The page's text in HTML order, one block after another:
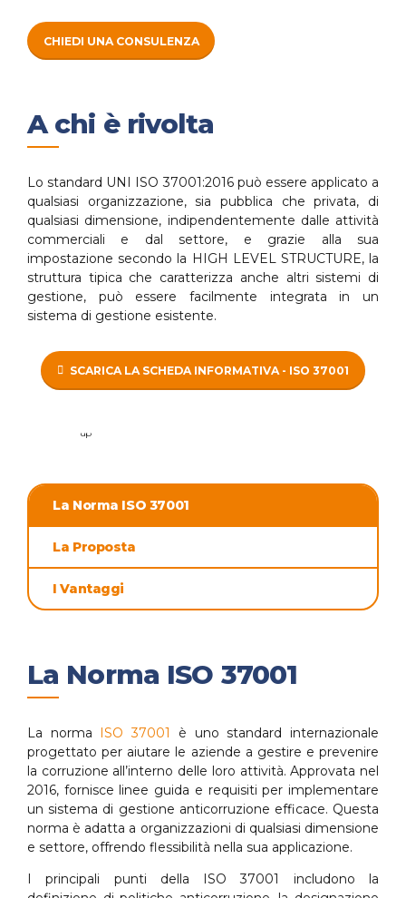
CHIEDI UNA CONSULENZA
A chi è rivolta
Lo standard UNI ISO 37001:2016 può essere applicato a
qualsiasi organizzazione, sia pubblica che privata, di
qualsiasi dimensione, indipendentemente dalle attività
commerciali e dal settore, e grazie alla sua
impostazione secondo la HIGH LEVEL STRUCTURE, la
struttura tipica che caratterizza anche altri sistemi di
gestione, può essere facilmente integrata in un
sistema di gestione esistente.
SCARICA LA SCHEDA INFORMATIVA - ISO 37001
La Norma ISO 37001
La Proposta
I Vantaggi
La Norma ISO 37001
La norma ISO 37001
è uno standard internazionale
progettato per aiutare le aziende a gestire e prevenire
la corruzione all’interno delle loro attività. Approvata nel
2016, fornisce linee guida e requisiti per implementare
un sistema di gestione anticorruzione efficace. Questa
norma è adatta a organizzazioni di qualsiasi dimensione
e settore, offrendo flessibilità nella sua applicazione.
I principali punti della ISO 37001 includono la